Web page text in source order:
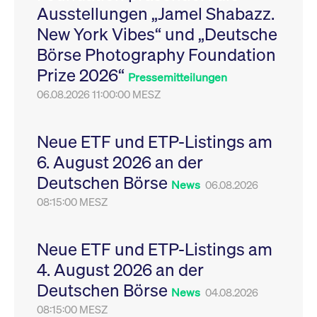
Ausstellungen „Jamel Shabazz.
New York Vibes“ und „Deutsche
Börse Photography Foundation
Prize 2026“ Pressemitteilungen
06.08.2026 11:00:00 MESZ
Neue ETF und ETP-Listings am
6. August 2026 an der
Deutschen Börse News 06.08.2026
08:15:00 MESZ
Neue ETF und ETP-Listings am
4. August 2026 an der
Deutschen Börse News 04.08.2026
08:15:00 MESZ
Leistung der Website
zu messen. Es handelt
sich um ein Muster-
Cookie, bei dem auf
das Präfix _pk_ses
eine kurze Reihe von
VISITOR_PRIVACY_METADATA
YouTube
.youtube.com
6
Monate
Dieses Cookie dient
Speicherung der
Einwilligungs- und
des Nutzers für ihre
Interaktion mit der
Sitzungen geehrt